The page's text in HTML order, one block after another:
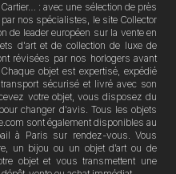
: avec une sélection de près
nos spécialistes, le site Collector
de leader européen sur la vente en
d'art et de collection de luxe de
révisées par nos horlogers avant
objet est expertisé, expédié
sécurisé et livré avec son
votre objet, vous disposez du
changer d'avis. Tous les objets
sont également disponibles au
à Paris sur rendez-vous. Vous
un bijou ou un objet d’art ou de
objet et vous transmettent une